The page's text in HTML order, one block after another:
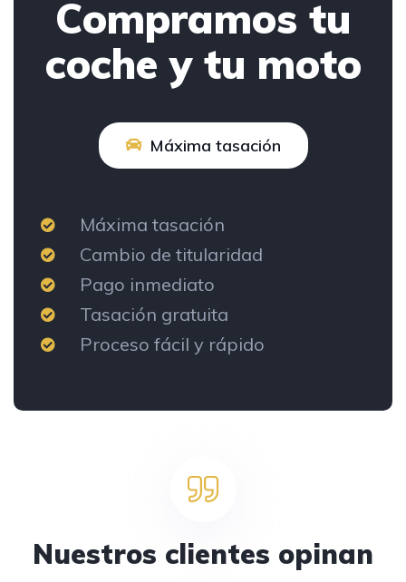
Compramos tu
coche y tu moto
Máxima tasación
Máxima tasación
Cambio de titularidad
Pago inmediato
Tasación gratuita
Proceso fácil y rápido
Nuestros clientes opinan